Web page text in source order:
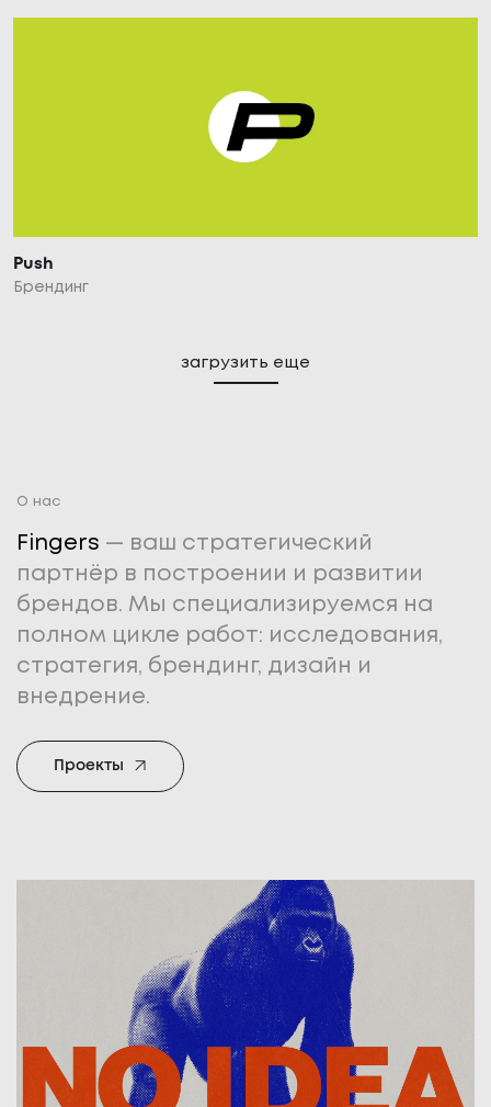
Push
Брендинг
загрузить еще
О нас
Fingers — ваш стратегический
партнёр в построении и развитии
брендов. Мы специализируемся на
полном цикле работ: исследования,
стратегия, брендинг, дизайн и
внедрение.
Проекты